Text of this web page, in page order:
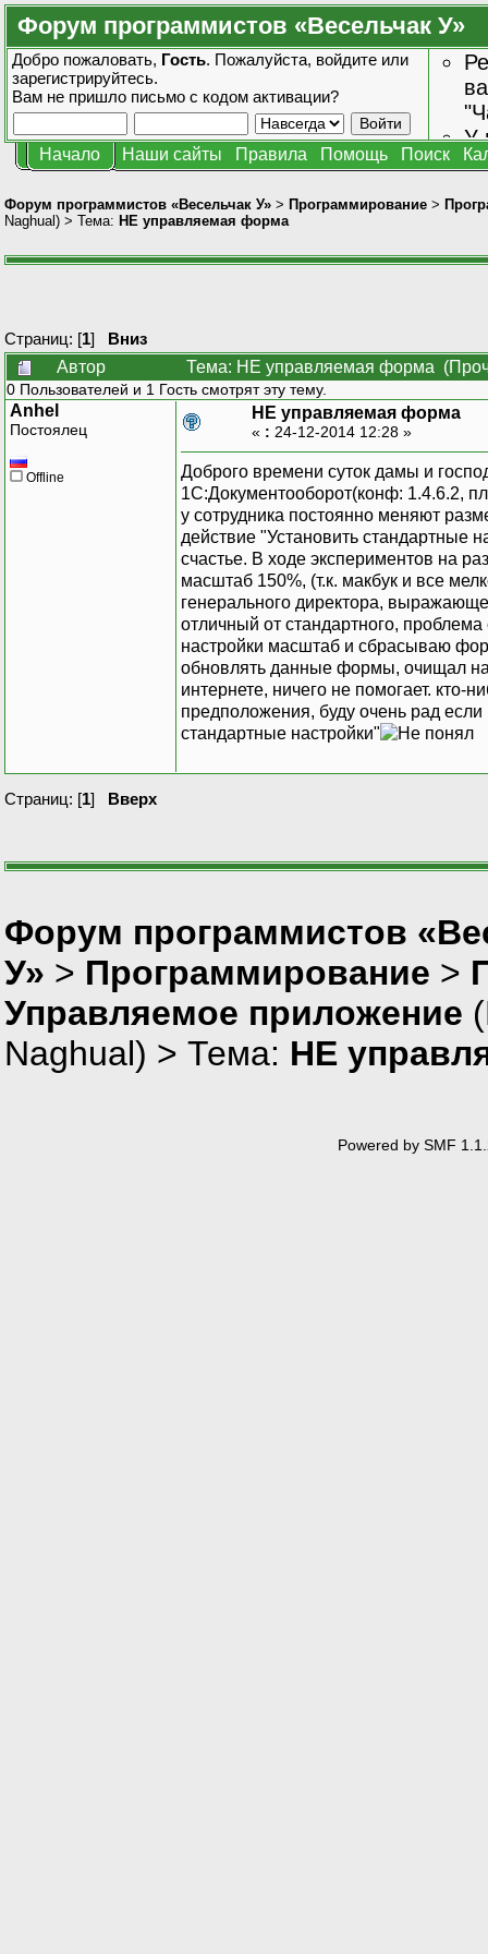
Форум программистов «Весельчак У»
Добро пожаловать, Гость. Пожалуйста, войдите или
зарегистрируйтесь.
Вам не пришло письмо с кодом активации?
У
Начало Наши сайты Правила Помощь Поиск
Форум программистов «Весельчак У» > Программирование >
Naghual) > Тема: НЕ управляемая форма
Страниц: [1] Вниз
Автор
Тема: НЕ управляемая форма
0 Пользователей и 1 Гость смотрят эту тему.
Anhel
Постоялец
Offline
НЕ управляемая форма
« : 24-12-2014 12:28 »
Доброго времени суток дамы и
1С:Документооборот(конф: 1.4.6.2,
у сотрудника постоянно меняют
действие "Установить стандартные
счастье. В ходе экспериментов на
масштаб 150%, (т.к. макбук и все
генерального директора,
отличный от стандартного,
настройки масштаб и сбрасываю
обновлять данные формы, очищал
интернете, ничего не помогает. кто-
предположения, буду очень рад
стандартные настройки"
Страниц: [1] Вверх
Форум программистов
У» > Программирование >
Управляемое приложение
Naghual) > Тема: НЕ
Powered by SMF